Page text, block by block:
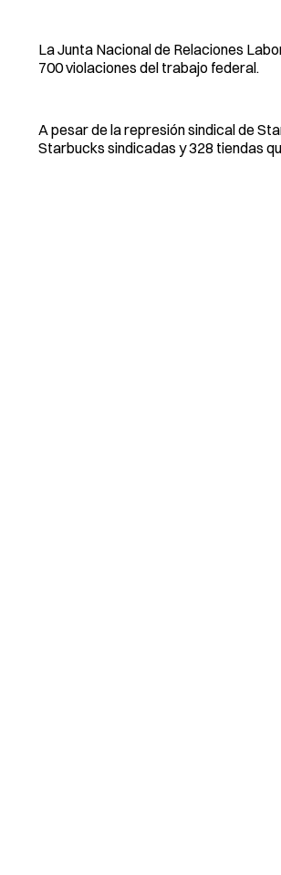
La Junta Nacional de Relaciones
700 violaciones del trabajo federal.
A pesar de la represión sindical de
Starbucks sindicadas y 328 tiendas